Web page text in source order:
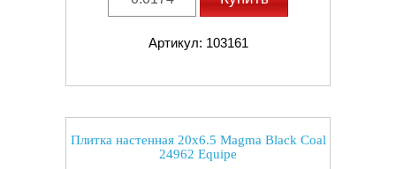
Артикул: 103161
Плитка настенная 20x6.5 Magma Black Coal
24962 Equipe